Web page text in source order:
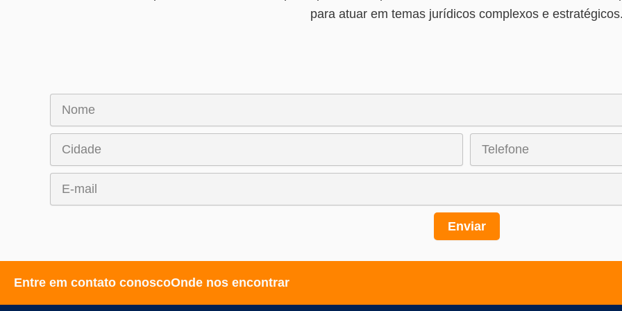
para atuar em temas jurídicos complexos e
Enviar
Entre em contato conoscoOnde nos encontrar